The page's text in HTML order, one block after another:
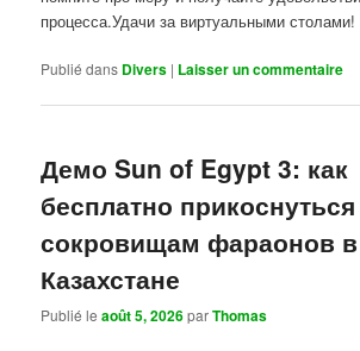
процесса.Удачи за виртуальными столами!
Publié dans Divers | Laisser un commentaire
Демо Sun of Egypt 3: как
бесплатно
сокровищам фараонов в
Казахстане
Publié leaoût 5, 2026parThomas